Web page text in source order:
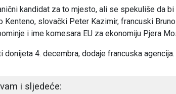
kandidat za to mjesto, ali se spekuliše da
Kenteno, slovački Peter Kazimir, francuski
i ime komesara EU za ekonomiju Pjera
donijeta 4. decembra, dodaje francuska agencija.
i sljedeće: